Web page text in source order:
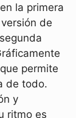
la primera
de
permite
de todo.
y
ritmo es